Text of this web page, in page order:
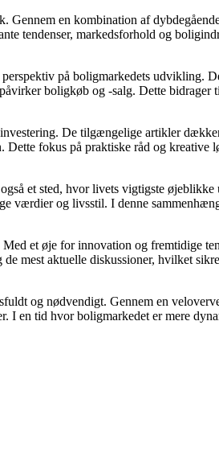
en kombination af
tendenser, markedsforhold og
på boligmarkedets udvikling.
boligkøb og -salg. Dette bidrager
De tilgængelige artikler
fokus på praktiske råd og
et sted, hvor livets vigtigste
værdier og livsstil. I denne
et øje for innovation og fremtidige
mest aktuelle diskussioner, hvilket
og nødvendigt. Gennem en
I en tid hvor boligmarkedet er mere